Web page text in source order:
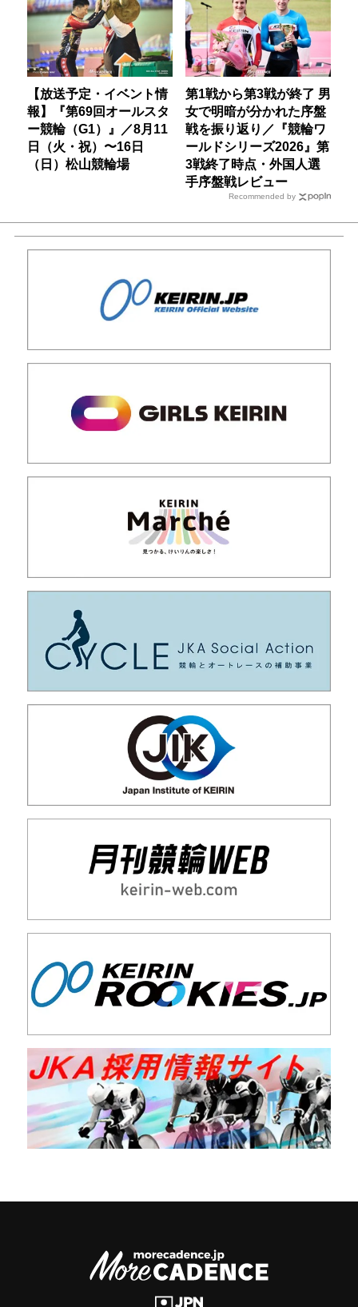
【放送予定・イベント情
報】『第69回オールスタ
ー競輪（G1）』／8月11
日（火・祝）〜16日
（日）松山競輪場
第1戦から第3戦が終了 男
女で明暗が分かれた序盤
戦を振り返り／『競輪ワ
ールドシリーズ2026』第
3戦終了時点・外国人選
手序盤戦レビュー
Recommended by